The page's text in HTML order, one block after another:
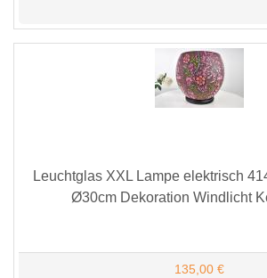
Leuchtglas XXL Lampe elektrisch
Ø30cm Dekoration Windlicht
135,00 €